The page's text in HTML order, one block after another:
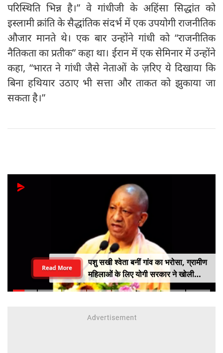
परिस्थिति भिन्न है।” वे गांधीजी के अहिंसा सिद्धांत को
इस्लामी क्रांति के सैद्धांतिक संदर्भ में एक उपयोगी राजनीतिक
औजार मानते थे। एक बार उन्होंने गांधी को “राजनीतिक
नैतिकता का प्रतीक” कहा था। ईरान में एक सेमिनार में उन्होंने
कहा, “भारत ने गांधी जैसे नेताओं के ज़रिए ये दिखाया कि
बिना हथियार उठाए भी सत्ता और ताकत को झुकाया जा
सकता है।”
पशु सखी श्वेता बनीं गांव का भरोसा, ग्रामीण
महिलाओं के लिए योगी सरकार ने खोली
आत्मनिर्भरता की राह
Read More